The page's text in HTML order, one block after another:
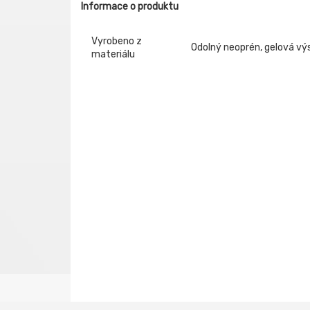
Informace o produktu
Vyrobeno z
materiálu
Odolný neoprén, gelová